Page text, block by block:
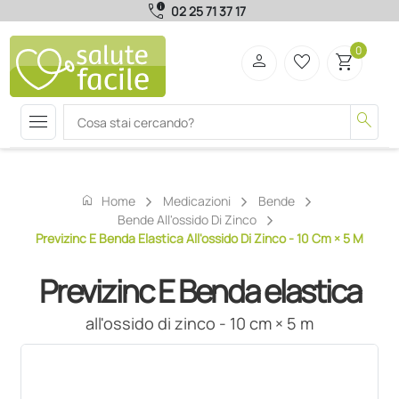
call_quality 02 25 71 37 17
menu search
person favorite_border shopping_cart0
home Home Medicazioni
Bende
Bende All'ossido Di Zinco
Previzinc E Benda Elastica All'ossido Di Zinco - 10 Cm × 5 M
Previzinc E Benda elastica
all'ossido di zinco - 10 cm × 5 m